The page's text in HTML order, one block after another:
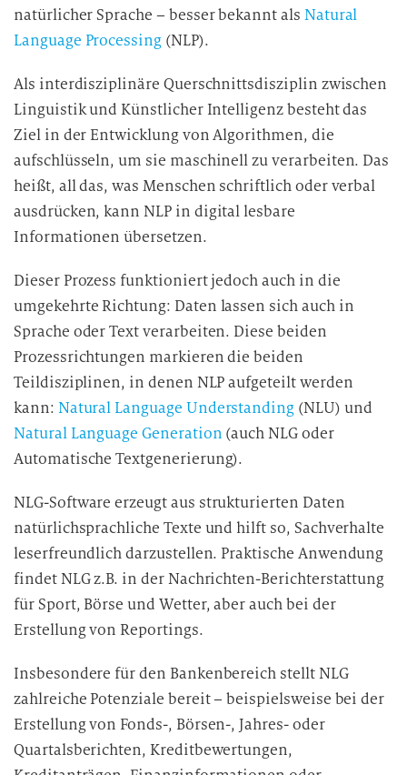
natürlicher Sprache – besser bekannt als Natural
Language Processing(NLP).
Als interdisziplinäre Querschnittsdisziplin zwischen
Linguistik und Künstlicher Intelligenz besteht das
Ziel in der Entwicklung von Algorithmen, die
aufschlüsseln, um sie maschinell zu verarbeiten. Das
heißt, all das, was Menschen schriftlich oder verbal
ausdrücken, kann NLP in digital lesbare
Informationen übersetzen.
Dieser Prozess funktioniert jedoch auch in die
umgekehrte Richtung: Daten lassen sich auch in
Sprache oder Text verarbeiten. Diese beiden
Prozessrichtungen markieren die beiden
Teildisziplinen, in denen NLP aufgeteilt werden
kann: Natural Language Understanding (NLU) und
Natural Language Generation (auch NLG oder
Automatische Textgenerierung).
NLG-Software erzeugt aus strukturierten Daten
natürlichsprachliche Texte und hilft so, Sachverhalte
leserfreundlich darzustellen. Praktische Anwendung
findet NLG z.B. in der Nachrichten-Berichterstattung
für Sport, Börse und Wetter, aber auch bei der
Erstellung von Reportings.
Insbesondere für den Bankenbereich stellt NLG
zahlreiche Potenziale bereit – beispielsweise bei der
Erstellung von Fonds-, Börsen-, Jahres- oder
Quartalsberichten, Kreditbewertungen,